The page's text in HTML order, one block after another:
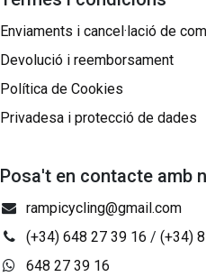
Enviaments i cancel·lació de
Devolució i reemborsament
Política de Cookies
Privadesa i protecció de dades
Posa't en contacte amb
rampicycling@gmail.com
(+34) 648 27 39 16 / (+34)
648 27 39 16